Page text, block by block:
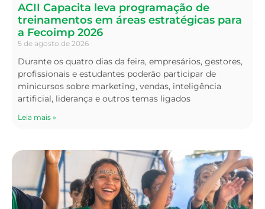
ACII Capacita leva programação de
treinamentos em áreas estratégicas para
a Fecoimp 2026
5 de agosto de 2026
Durante os quatro dias da feira, empresários, gestores,
profissionais e estudantes poderão participar de
minicursos sobre marketing, vendas, inteligência
artificial, liderança e outros temas ligados
Leia mais »